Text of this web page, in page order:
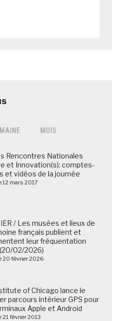
MOIS
Rencontres Nationales
et Innovation(s): comptes-
et vidéos de la journée
12 mars 2017
/ Les musées et lieux de
français publient et
leur fréquentation
02/2026)
20 février 2026
of Chicago lance le
parcours intérieur GPS pour
Apple et Android
21 février 2013